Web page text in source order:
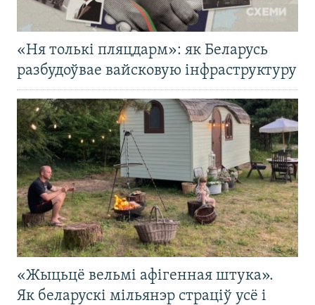
«Ня толькі пляцдарм»: як Беларусь
разбудоўвае вайсковую інфраструктуру
«Жыцьцё вельмі афігенная штука».
Як беларускі мільянэр страціў усё і